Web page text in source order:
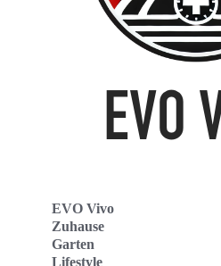
EVO Vivo
Zuhause
Garten
Lifestyle